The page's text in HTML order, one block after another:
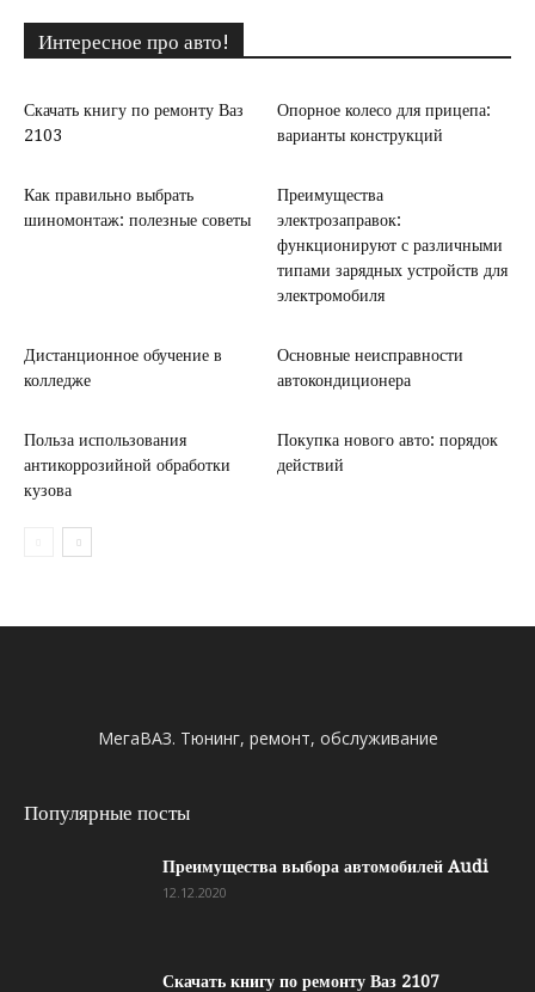
Интересное про авто!
Скачать книгу по ремонту Ваз
2103
Опорное колесо для прицепа:
варианты конструкций
Как правильно выбрать
шиномонтаж: полезные советы
Преимущества
электрозаправок:
функционируют с различными
типами зарядных устройств для
электромобиля
Дистанционное обучение в
колледже
Основные неисправности
автокондиционера
Польза использования
антикоррозийной обработки
кузова
Покупка нового авто: порядок
действий
МегаВАЗ. Тюнинг, ремонт, обслуживание
Популярные посты
Преимущества выбора автомобилей Audi
12.12.2020
Скачать книгу по ремонту Ваз 2107